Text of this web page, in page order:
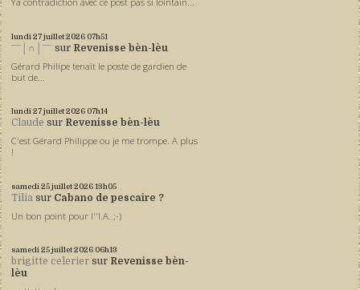
lundi 27juillet 2026 07h51
ˉˉˉ│∩│ˉˉˉ sur Revenisse bèn-lèu
Gérard Philipe tenait le poste de gardien de
but de...
lundi 27juillet 2026 07h14
Claude sur Revenisse bèn-lèu
C'est Gérard Philippe ou je me trompe. A plus
!
samedi 25juillet 202613h05
Tilia sur Cabano de pescaire ?
Un bon point pour l''I.A. ;-)
samedi 25juillet 2026 06h13
brigitte celerier sur Revenisse bèn-
lèu